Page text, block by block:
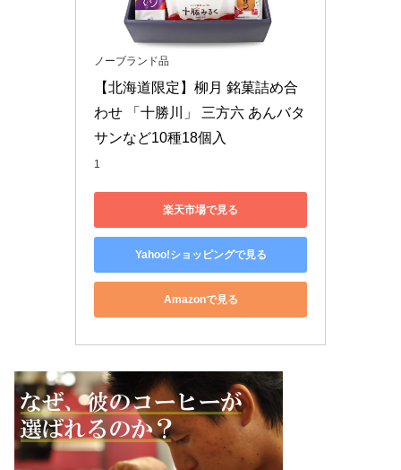
ノーブランド品
【北海道限定】柳月 銘菓詰め合
わせ 「十勝川」 三方六 あんバタ
サンなど10種18個入
1
楽天市場で見る
Yahoo!ショッピングで見る
Amazonで見る